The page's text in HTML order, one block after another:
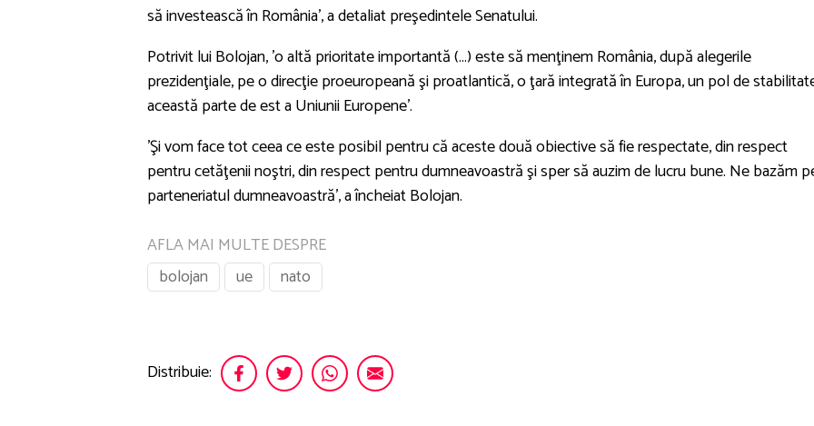
să investească în România', a detaliat preşedintele Senatului.
Potrivit lui Bolojan, 'o altă prioritate importantă (...) este să menţinem România, după alegerile
prezidenţiale, pe o direcţie proeuropeană şi proatlantică, o ţară integrată în Europa, un pol de
această parte de est a Uniunii Europene'.
'Şi vom face tot ceea ce este posibil pentru că aceste două obiective să fie respectate, din respect
pentru cetăţenii noştri, din respect pentru dumneavoastră şi sper să auzim de lucru bune. Ne bazăm
parteneriatul dumneavoastră', a încheiat Bolojan.
AFLA MAI MULTE DESPRE
bolojan
ue nato
Distribuie: